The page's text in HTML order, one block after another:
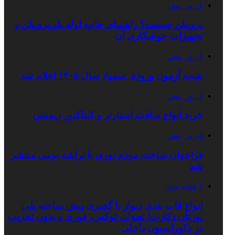
1 روز پیش
پروپیلن چیست؟ راهنمای جامع لوله پلی‌پروپیلن و
تجهیزات جوشکاری آن
1 روز پیش
نتیجه آزمون ورودی سمپاد سال ۱۴۰۵ اعلام شد
2 روز پیش
خرید انواع سافت استارتر و کنتاکتور زیمنس
4 روز پیش
فراخوان ساخت مودم نوری با تراشه بومی منتشر
شد
1 هفته پیش
انواع قاب بندی دیوار با گچبری پیش ساخته پلی
یورتان دکارت؛ تحولی لوکس، فوری و بدون تخریب
در دکوراسیون داخلی